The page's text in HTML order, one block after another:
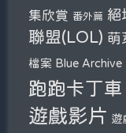
集欣賞 番外篇 絕
聯盟(LOL) 萌
檔案 Blue Archive
跑跑卡丁
遊戲影片 遊